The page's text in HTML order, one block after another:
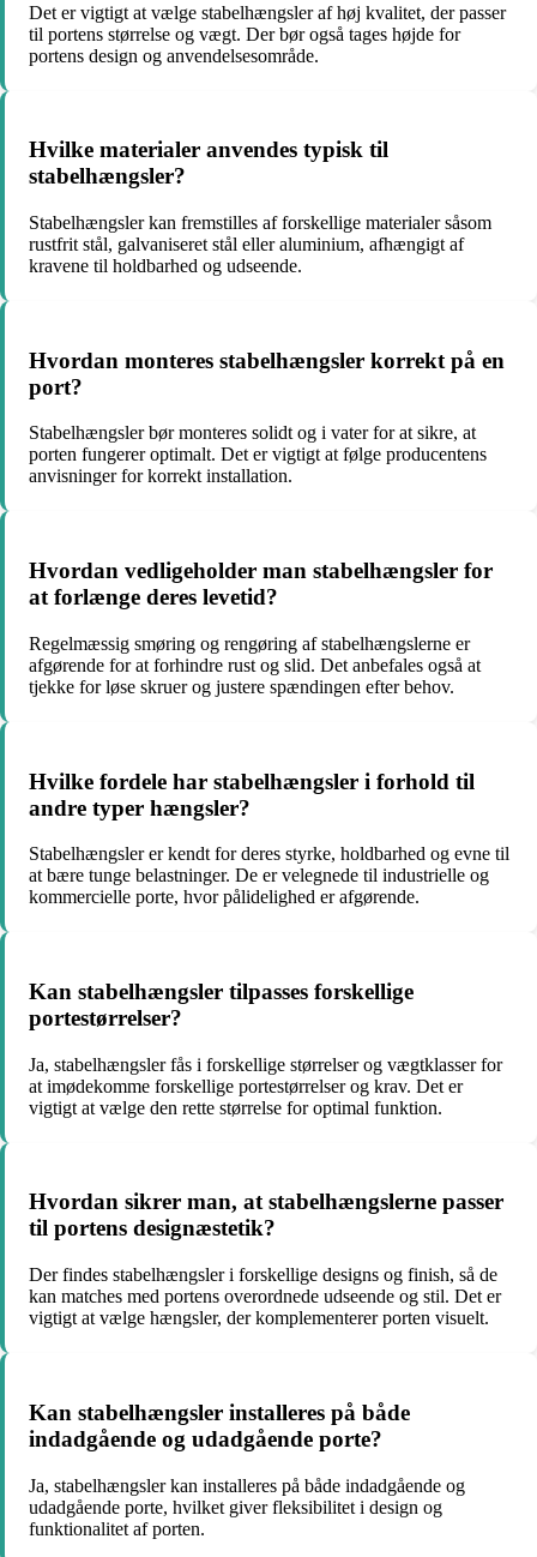
Det er vigtigt at vælge stabelhængsler af høj kvalitet, der passer
til portens størrelse og vægt. Der bør også tages højde for
portens design og anvendelsesområde.
Hvilke materialer anvendes typisk til
stabelhængsler?
Stabelhængsler kan fremstilles af forskellige materialer såsom
rustfrit stål, galvaniseret stål eller aluminium, afhængigt af
kravene til holdbarhed og udseende.
Hvordan monteres stabelhængsler korrekt på en
port?
Stabelhængsler bør monteres solidt og i vater for at sikre, at
porten fungerer optimalt. Det er vigtigt at følge producentens
anvisninger for korrekt installation.
Hvordan vedligeholder man stabelhængsler for
at forlænge deres levetid?
Regelmæssig smøring og rengøring af stabelhængslerne er
afgørende for at forhindre rust og slid. Det anbefales også at
tjekke for løse skruer og justere spændingen efter behov.
Hvilke fordele har stabelhængsler i forhold til
andre typer hængsler?
Stabelhængsler er kendt for deres styrke, holdbarhed og evne til
at bære tunge belastninger. De er velegnede til industrielle og
kommercielle porte, hvor pålidelighed er afgørende.
Kan stabelhængsler tilpasses forskellige
portestørrelser?
Ja, stabelhængsler fås i forskellige størrelser og vægtklasser for
at imødekomme forskellige portestørrelser og krav. Det er
vigtigt at vælge den rette størrelse for optimal funktion.
Hvordan sikrer man, at stabelhængslerne passer
til portens designæstetik?
Der findes stabelhængsler i forskellige designs og finish, så de
kan matches med portens overordnede udseende og stil. Det er
vigtigt at vælge hængsler, der komplementerer porten visuelt.
Kan stabelhængsler installeres på både
indadgående og udadgående porte?
Ja, stabelhængsler kan installeres på både indadgående og
udadgående porte, hvilket giver fleksibilitet i design og
funktionalitet af porten.